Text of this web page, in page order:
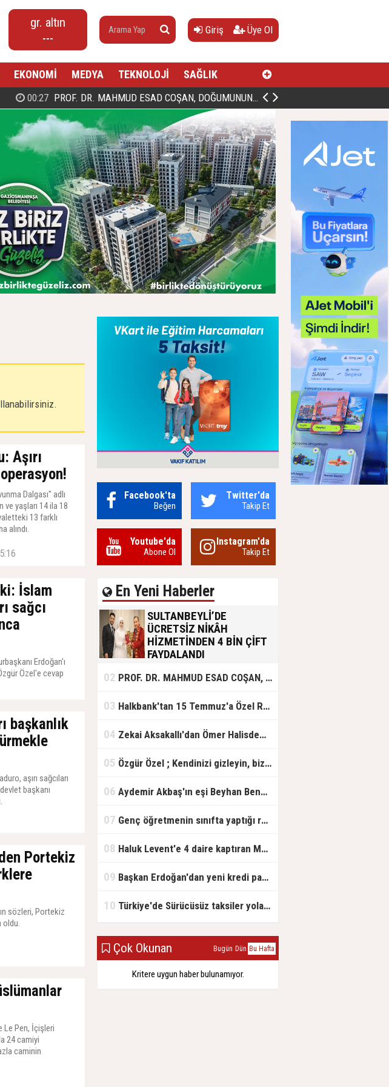
gr. altın
---
Giriş Üye Ol
EKONOMİ MEDYA TEKNOLOJİ SAĞLIK
00:27 PROF. DR. MAHMUD ESAD COŞAN, DOĞUMUNUN HİCRÎ 91. YILINDA ELAZIĞ'DA YÂD EDİLECEK
Aşırı
Dalgası" adlı
yaşları 14 ila 18
13 farklı
alındı.
İslam
sağcı
Erdoğan'ı
Özel'e cevap
başkanlık
aşırı sağcıları
başkanı
Portekiz
sözleri, Portekiz
oldu.
Le Pen, İçişleri
24 camiyi
caminin
Facebook'ta
Beğen
Twitter'da
Takip Et
Youtube'da
Abone Ol
Instagram'da
Takip Et
En Yeni Haberler
SULTANBEYLİ’DE
ÜCRETSİZ NİKÂH
HİZMETİNDEN 4 BİN ÇİFT
FAYDALANDI
olan gençlere destek amacıyla
başlattığı ücretsiz nikâh hizmetini
başlattıklarını belirten Sultanbeyli
ücretsiz hizmet vermenin
02 PROF. DR. MAHMUD ESAD COŞAN, DOĞUMUNUN HİCRÎ 91. YILINDA ELAZIĞ'DA YÂD EDİLECEK
03 Halkbank'tan 15 Temmuz'a Özel Reklam Filmi: "İrade Bizim, Zafer Bizim"
04 Zekai Aksakallı'dan Ömer Halisdemir'e 'vefa' ziyareti!
05 Özgür Özel ; Kendinizi gizleyin, bizden işaret bekleyin
06 Aydemir Akbaş'ın eşi Beyhan Benek Akbaş hayatını kaybetti
07 Genç öğretmenin sınıfta yaptığı rezil paylaşım
08 Haluk Levent'e 4 daire kaptıran Müteahhit soluğu savcılıkta aldı
09 Başkan Erdoğan'dan yeni kredi paketi müjdesi: 6 ay geri ödemesiz, 36 ay vadeli
10 Türkiye'de Sürücüsüz taksiler yola çıkmaya hazırlanıyor
Çok Okunan Bugün Dün Bu Hafta
Kritere uygun haber bulunamıyor.